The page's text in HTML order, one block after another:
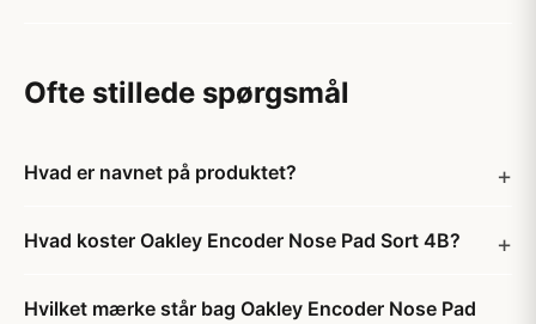
Ofte stillede spørgsmål
Hvad er navnet på produktet?
Hvad koster Oakley Encoder Nose Pad Sort 4B?
Hvilket mærke står bag Oakley Encoder Nose Pad